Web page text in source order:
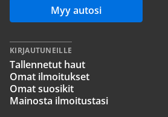
Myy autosi
KIRJAUTUNEILLE
Tallennetut haut
Omat ilmoitukset
Omat suosikit
Mainosta ilmoitustasi